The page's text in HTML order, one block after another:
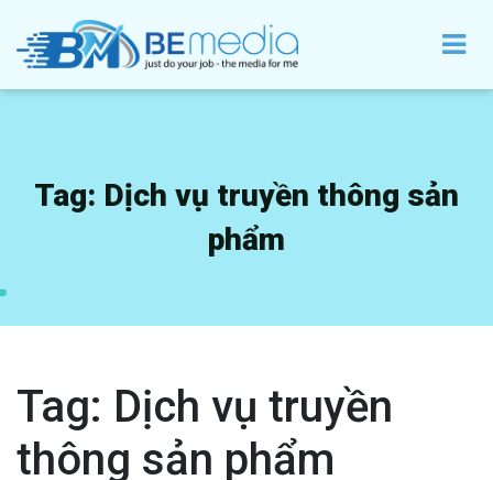
Tag: Dịch vụ truyền thông sản
phẩm
Tag: Dịch vụ truyền
thông sản phẩm